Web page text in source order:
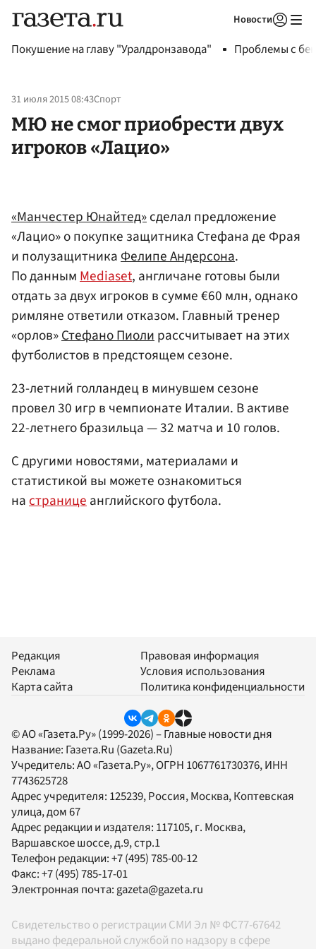
Новости
Покушение на главу "Уралдронзавода" Проблемы с
31 июля 2015 08:43Спорт
МЮ не смог приобрести двух
игроков «Лацио»
«Манчестер Юнайтед»сделал предложение
«Лацио» о покупке защитника Стефана де Фрая
и полузащитникаФелипе Андерсона.
По даннымMediaset, англичане готовы были
отдать за двух игроков в сумме €60 млн, однако
римляне ответили отказом. Главный тренер
«орлов»Стефано Пиолирассчитывает на этих
футболистов в предстоящем сезоне.
23-летний голландец в минувшем сезоне
провел 30 игр в чемпионате Италии. В активе
22-летнего бразильца — 32 матча и 10 голов.
С другими новостями, материалами и
статистикой вы можете ознакомиться
настраницеанглийского футбола.
Редакция
Реклама
Карта сайта
Правовая информация
Условия использования
Политика конфиденциальности
© АО «Газета.Ру» (1999-2026) – Главные новости дня
Название: Газета.Ru (Gazeta.Ru)
Учредитель:АО «Газета.Ру», ОГРН 1067761730376, ИНН
7743625728
Адрес учредителя: 125239, Россия, Москва, Коптевская
улица, дом 67
Адрес редакции и издателя: 117105, г. Москва,
Варшавское шоссе, д.9, стр.1
Телефон редакции:+7 (495) 785-00-12
Факс:+7 (495) 785-17-01
Электронная почта: gazeta@gazeta.ru
Свидетельство о регистрации СМИ Эл № ФС77-67642
выдано федеральной службой по надзору в сфере